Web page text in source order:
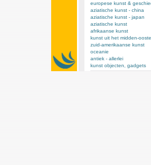
europese kunst &
aziatische kunst - china
aziatische kunst - japan
aziatische kunst
afrikaanse kunst
kunst uit het midden-
zuid-amerikaanse kunst
oceanie
antiek - allerlei
kunst objecten, gadgets